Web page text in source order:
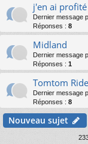
j'en ai
Dernier message
Réponses : 8
Midland
Dernier message
Réponses : 1
Tomtom
Dernier message
Réponses : 8
Nouveau sujet